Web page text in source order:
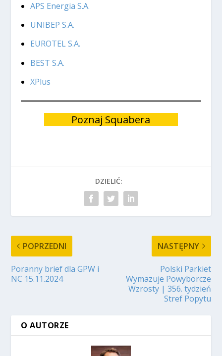
APS Energia S.A.
UNIBEP S.A.
EUROTEL S.A.
BEST S.A.
XPlus
Poznaj Squabera
DZIELIĆ:
POPRZEDNI
Poranny brief dla GPW i
NC 15.11.2024
NASTĘPNY
Polski Parkiet
Wymazuje Powyborcze
Wzrosty | 356. tydzień
Stref Popytu
O AUTORZE